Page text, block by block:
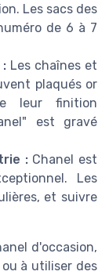
Les sacs des
de 6 à 7
: Les chaînes et
plaqués or
leur finition
est gravé
: Chanel est
Les
et suivre
d'occasion,
à utiliser des